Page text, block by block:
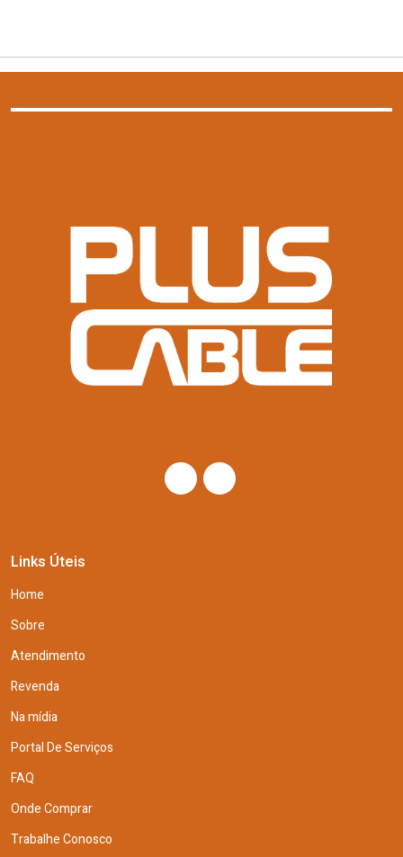
Links Úteis
Home
Sobre
Atendimento
Revenda
Na mídia
Portal De Serviços
FAQ
Onde Comprar
Trabalhe Conosco